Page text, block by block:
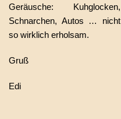
Geräusche: Kuhglocken,
Schnarchen, Autos … nicht
so wirklich erholsam.
Gruß
Edi